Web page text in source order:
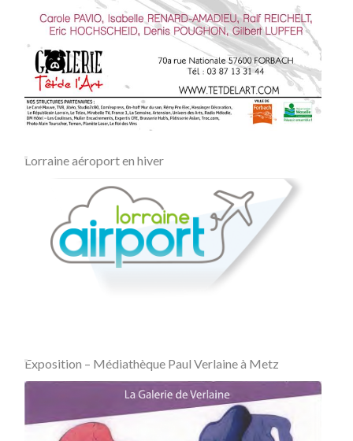
Lorraine aéroport en hiver
Exposition – Médiathèque Paul Verlaine à Metz